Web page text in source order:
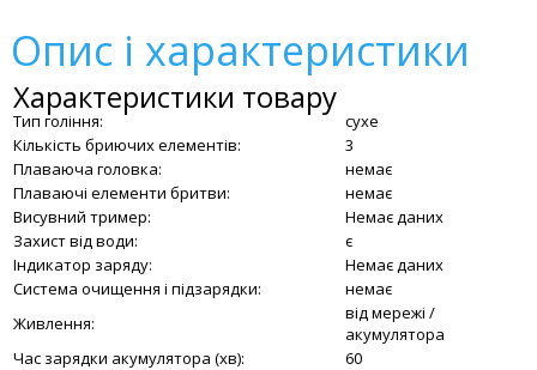
Опис і характеристики
Характеристики товару
Тип гоління:
сухе
Кількість бриючих елементів:
3
Плаваюча головка:
немає
Плаваючі елементи бритви:
немає
Висувний тример:
Немає даних
Захист від води:
є
Індикатор заряду:
Немає даних
Система очищення і підзарядки:
немає
Живлення:
від мережі /
акумулятора
Час зарядки акумулятора (хв):
60